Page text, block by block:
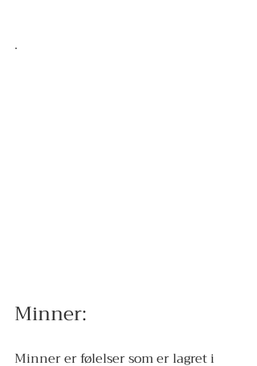
.
Minner:
Minner er følelser som er lagret i